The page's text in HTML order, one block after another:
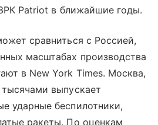
Patriot в ближайшие годы.
сравниться с Россией,
масштабах производства
в New York Times. Москва,
выпускает
ударные беспилотники,
ракеты. По оценкам